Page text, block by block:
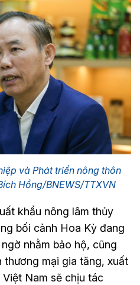
và Phát triển nông thôn
Hồng/BNEWS/TTXVN
khẩu nông lâm thủy
bối cảnh Hoa Kỳ đang
nhằm bảo hộ, cũng
thương mại gia tăng, xuất
Nam sẽ chịu tác